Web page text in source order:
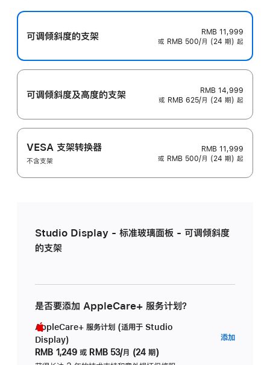
可调倾斜度的支架
RMB 11,999
或 RMB 500/月 (24 期) 起
可调倾斜度及高‍度的支‍架
RMB 14,999
或 RMB 625/月 (24 期) 起
VESA 支架转换器
不含支架
RMB 11,999
或 RMB 500/月 (24 期) 起
Studio Display - 标准玻璃面板 - 可调倾斜度
的支架
是否要添加 AppleCare+ 服务计划？
AppleCare+ 服务计划 (适用于 Studio
Display)
RMB 1,249 或 RMB 53/月 (24 期)
添加